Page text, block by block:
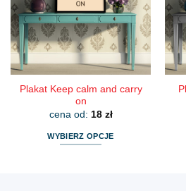
można
wybrać
na
stronie
produktu
Plakat Keep calm and carry
on
cena od: 18 zł
WYBIERZ OPCJE